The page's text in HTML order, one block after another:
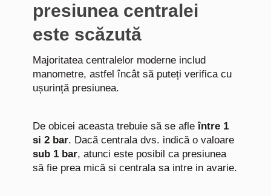
presiunea centralei
este scăzută
Majoritatea centralelor moderne includ
manometre, astfel încât să puteți verifica cu
ușurință presiunea.
De obicei aceasta trebuie să se afleîntre 1
si 2 bar. Dacă centrala dvs. indică o valoare
sub 1 bar, atunci este posibil ca presiunea
să fie prea mică si centrala sa intre in avarie.